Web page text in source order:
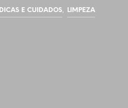
DICAS E CUIDADOS LIMPEZA